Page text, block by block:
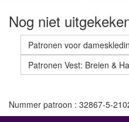
Nog niet
Patronen voor
Patronen Vest: Breien &
Nummer patroon : 32867-5-